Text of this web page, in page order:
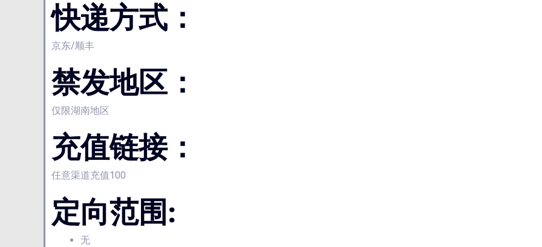
快递方式：
京东/顺丰
禁发地区：
仅限湖南地区
充值链接：
任意渠道充值100
定向范围:
无